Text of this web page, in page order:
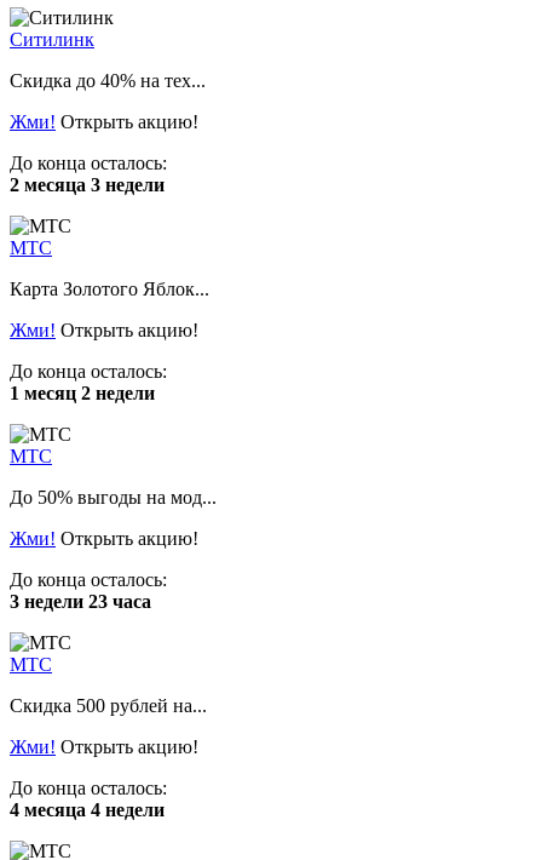
Ситилинк
Скидка до 40% на тех...
Жми! Открыть акцию!
До конца осталось:
2 месяца 3 недели
МТС
Карта Золотого Яблок...
Жми! Открыть акцию!
До конца осталось:
1 месяц 2 недели
МТС
До 50% выгоды на мод...
Жми! Открыть акцию!
До конца осталось:
3 недели 23 часа
МТС
Скидка 500 рублей на...
Жми! Открыть акцию!
До конца осталось:
4 месяца 4 недели